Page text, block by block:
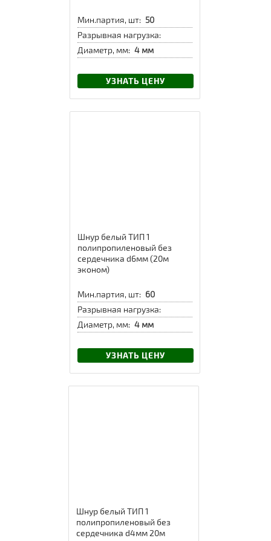
Мин.партия, шт: 50
Разрывная нагрузка:
Диаметр, мм: 4 мм
УЗНАТЬ ЦЕНУ
Шнур белый ТИП 1
полипропиленовый без
сердечника d6мм (20м
эконом)
Мин.партия, шт: 60
Разрывная нагрузка:
Диаметр, мм: 4 мм
УЗНАТЬ ЦЕНУ
Шнур белый ТИП 1
полипропиленовый без
сердечника d4мм 20м